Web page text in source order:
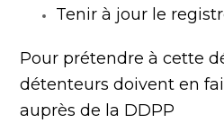
Tenir à jour le
Pour prétendre à cette
détenteurs doivent en
auprès de la DDPP